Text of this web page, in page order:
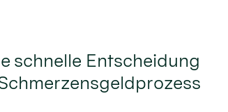
schnelle Entscheidung